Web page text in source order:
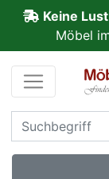
Keine
Möbel
Anmelden
PREMIUM